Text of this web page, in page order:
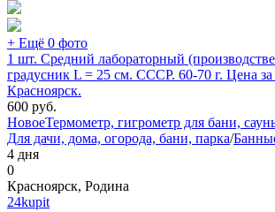
+ Ещё 0 фото
1 шт. Средний лабораторный
градусник L = 25 см. СССР. 60-70 г. Цена
Красноярск.
600 руб.
НовоеТермометр, гигрометр для бани,
Для дачи, дома, огорода, бани, парка/
4 дня
0
Красноярск, Родина
24kupit